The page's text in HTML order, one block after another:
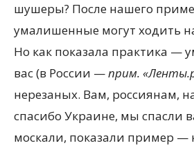
шушеры? После нашего
умалишенные могут ходить
Но как показала практика —
вас (в России —прим.
нерезаных. Вам, россиянам,
спасибо Украине, мы спасли
москали, показали пример —